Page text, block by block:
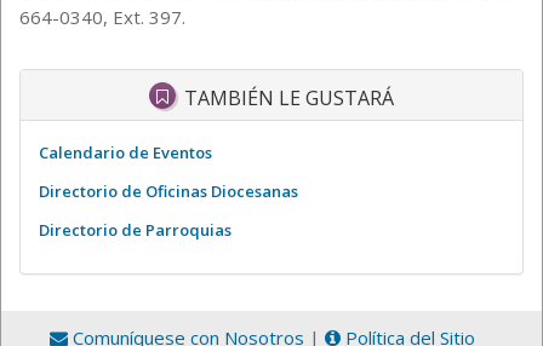
664-0340, Ext. 397.
TAMBIÉN LE GUSTARÁ
Calendario de Eventos
Directorio de Oficinas Diocesanas
Directorio de Parroquias
Comuníquese con Nosotros |
Política del Sitio